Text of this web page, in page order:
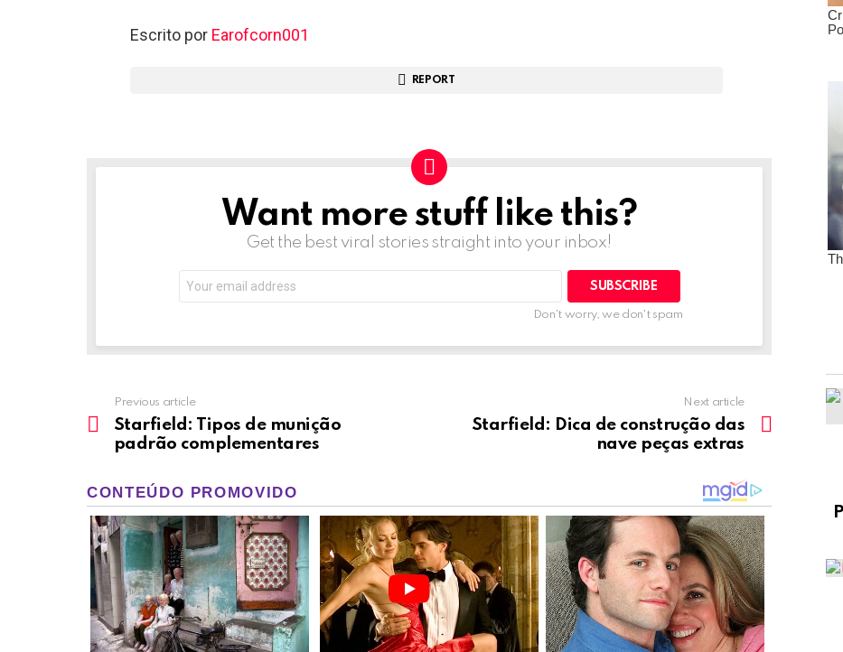
Escrito por Earofcorn001
REPORT
NEWSLETTERWant more stuff like this?
Get the best viral stories straight into your inbox!
address:
Don't worry, we don't spam
more
Previous article
Starfield: Tipos de munição
padrão complementares
Next article
Starfield: Dica de construção das
nave peças extras